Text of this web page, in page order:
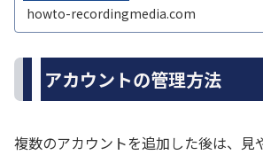
howto-recordingmedia.com
アカウントの管理方法
複数のアカウントを追加した後は、見